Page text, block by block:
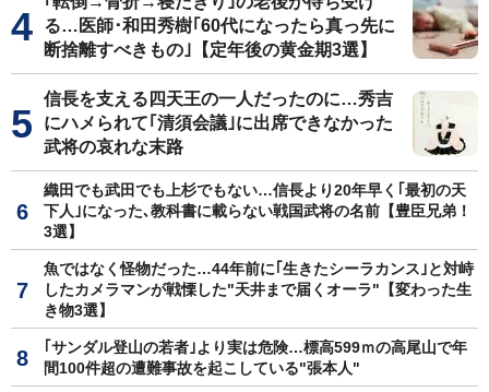
る…医師･和田秀樹｢60代になったら真っ先に
断捨離すべきもの｣【定年後の黄金期3選】
信長を支える四天王の一人だったのに…秀吉
にハメられて｢清須会議｣に出席できなかった
武将の哀れな末路
織田でも武田でも上杉でもない…信長より20年早く｢最初の天
下人｣になった､教科書に載らない戦国武将の名前【豊臣兄弟！
3選】
魚ではなく怪物だった…44年前に｢生きたシーラカンス｣と対峙
したカメラマンが戦慄した"天井まで届くオーラ"【変わった生
き物3選】
｢サンダル登山の若者｣より実は危険…標高599ｍの高尾山で年
間100件超の遭難事故を起こしている"張本人"